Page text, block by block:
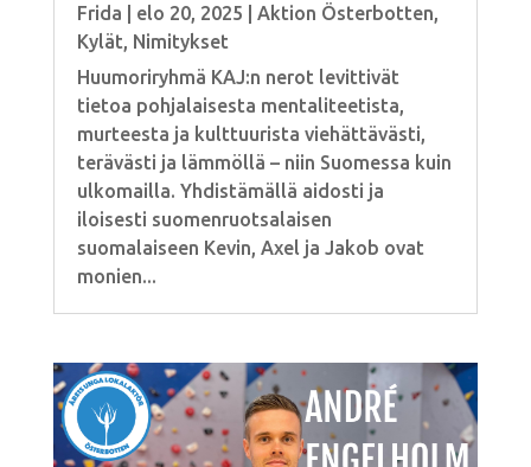
Frida elo 20, 2025 Aktion Österbotten,
Kylät, Nimitykset
Huumoriryhmä KAJ:n nerot levittivät
tietoa pohjalaisesta mentaliteetista,
murteesta ja kulttuurista viehättävästi,
terävästi ja lämmöllä – niin Suomessa kuin
ulkomailla. Yhdistämällä aidosti ja
iloisesti suomenruotsalaisen
suomalaiseen Kevin, Axel ja Jakob ovat
monien...